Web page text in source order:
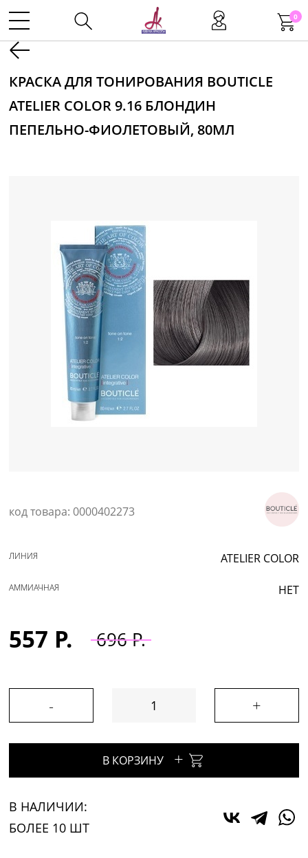
0
Инструменты
Маникюр
Одноразовая продукция
Уход за кожей
КРАСКА ДЛЯ ТОНИРОВАНИЯ BOUTICLE
ATELIER COLOR 9.16 БЛОНДИН
ПЕПЕЛЬНО-ФИОЛЕТОВЫЙ, 80МЛ
код товара: 0000402273
ATELIER COLOR
ЛИНИЯ
НЕТ
АММИАЧНАЯ
557 Р. 696 Р.
- +
В КОРЗИНУ +
В НАЛИЧИИ:
БОЛЕЕ 10 ШТ